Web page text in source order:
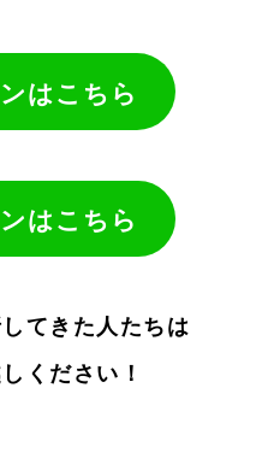
はこちら
はこちら
てきた人たちは
ください！